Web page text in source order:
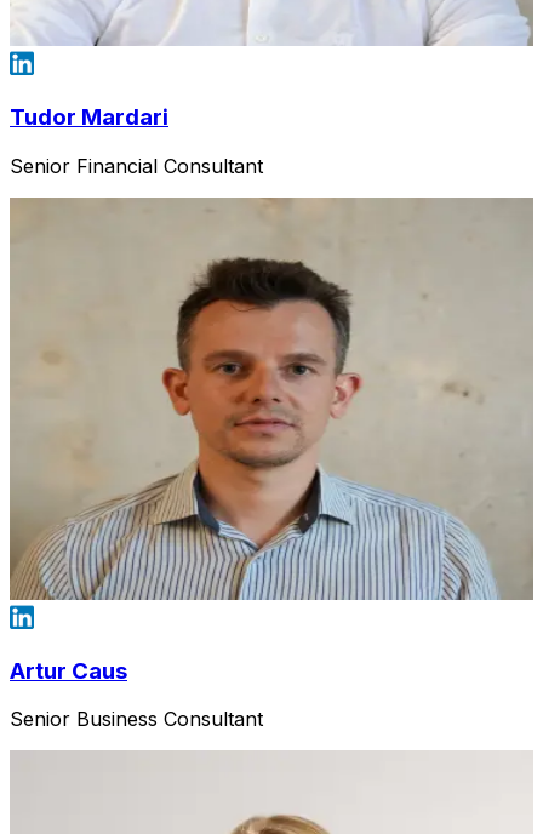
Tudor Mardari
Senior Financial Consultant
Artur Caus
Senior Business Consultant